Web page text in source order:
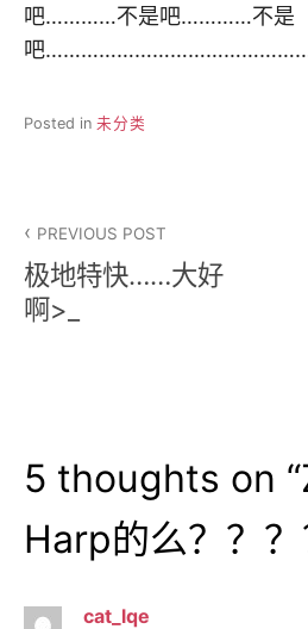
吧…………不是吧…………不是
吧…………………………………………
Posted in 未分类
章
导
PREVIOUS POST
极地特快……大好
啊>_
5 thoughts on “
Harp的么？？？
cat_lqe